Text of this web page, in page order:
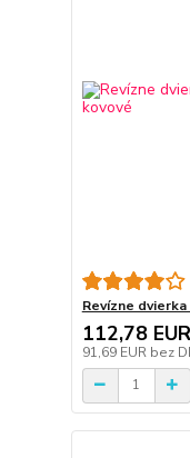
Revízne
112,78 EUR
91,69 EUR bez